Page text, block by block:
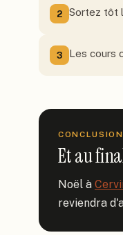
2 Sortez tôt
3 Les cours
CONCLUSION
Et au
Noël à
reviendra